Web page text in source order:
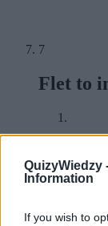
QuizyWiedzy
Information
If you wish to
7
Flet to
8